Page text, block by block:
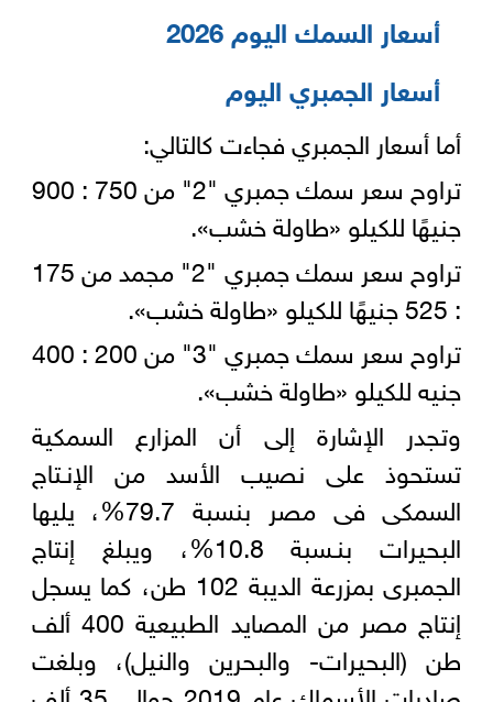
أسعار السمك اليوم 2026
أسعار الجمبري اليوم
أما أسعار الجمبري فجاءت كالتالي:
تراوح سعر سمك جمبري "2" من 750 : 900
جنيهًا للكيلو «طاولة خشب».
تراوح سعر سمك جمبري "2" مجمد من 175
: 525 جنيهًا للكيلو «طاولة خشب».
تراوح سعر سمك جمبري "3" من 200 : 400
جنيه للكيلو «طاولة خشب».
وتجدر الإشارة إلى أن المزارع السمكية
تستحوذ على نصيب الأسد من الإنـتاج
السمكى فى مصر بنسبة 79.7%، يليها
البحيرات بنـسبة 10.8%، ويبلغ إنتاج
الجمبرى بمزرعة الديبة 102 طن، كما يسجل
إنتاج مصر من المصايد الطبيعية 400 ألف
طن (البحيرات- والبحرين والنيل)، وبلغت